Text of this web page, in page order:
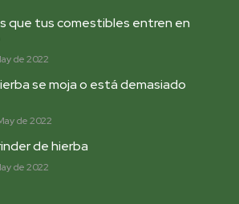
que tus comestibles entren en
de 2022
se moja o está demasiado
de 2022
de hierba
de 2022